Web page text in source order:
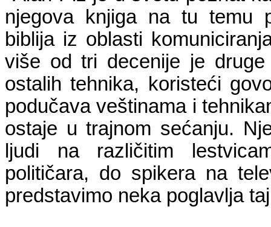
njegova knjiga na tu temu
biblija iz oblasti
više od tri decenije je
ostalih tehnika, koristeći
podučava veštinama i
ostaje u trajnom sećanju.
ljudi na različitim
političara, do spikera na
predstavimo neka poglavlja